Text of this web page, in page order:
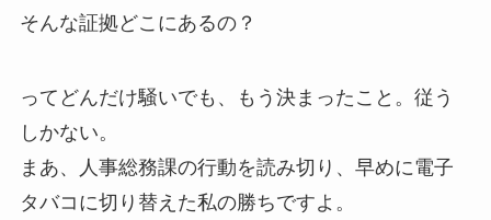
そんな証拠どこにあるの？
ってどんだけ騒いでも、もう決まったこと。従う
しかない。
まあ、人事総務課の行動を読み切り、早めに電子
タバコに切り替えた私の勝ちですよ。